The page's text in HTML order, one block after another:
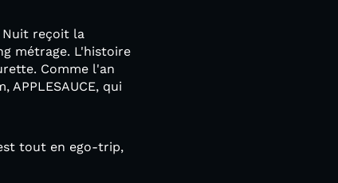
Nuit reçoit la
métrage. L'histoire
Comme l'an
qui
tout en ego-trip,